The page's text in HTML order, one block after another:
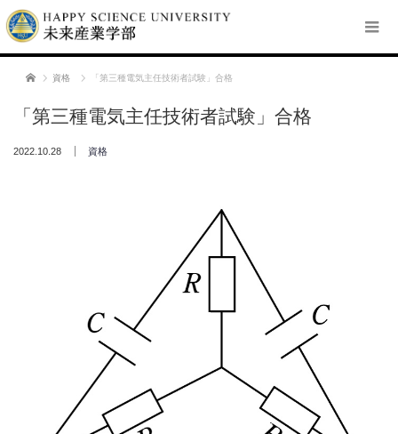
ホーム 資格 「第三種電気主任技術者試験」合格
「第三種電気主任技術者試験」合格
2022.10.28 資格